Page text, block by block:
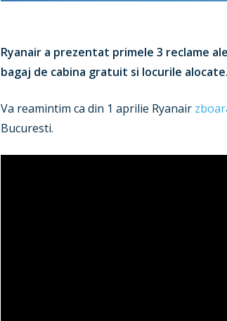
Ryanair a prezentat primele 3 reclame
bagaj de cabina gratuit si locurile alocate.
Va reamintim ca din 1 aprilie Ryanair
Bucuresti.